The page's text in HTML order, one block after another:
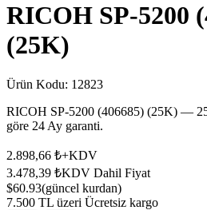
RICOH SP-5200
(25K)
Ürün Kodu: 12823
RICOH SP-5200 (406685) (25K) —
göre 24 Ay garanti.
2.898,66 ₺+KDV
3.478,39 ₺KDV Dahil Fiyat
$60.93(güncel kurdan)
7.500 TL üzeri Ücretsiz kargo